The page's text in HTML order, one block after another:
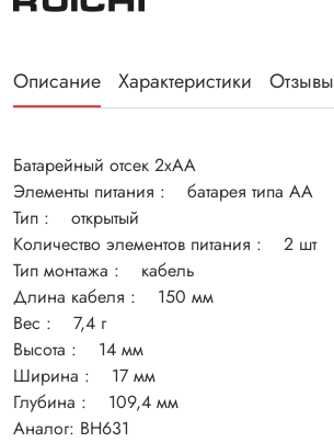
Описание Характеристики Отзывы
Батарейный отсек 2xAA
Элементы питания : батарея типа AA
Тип : открытый
Количество элементов питания : 2 шт
Тип монтажа : кабель
Длина кабеля : 150 мм
Вес : 7,4 г
Высота : 14 мм
Ширина : 17 мм
Глубина : 109,4 мм
Аналог: BH631